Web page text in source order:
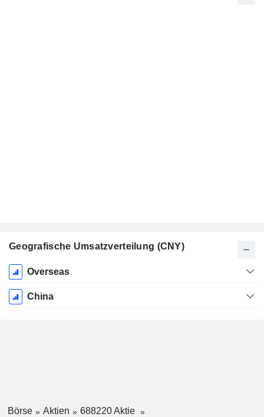
Geografische Umsatzverteilung (CNY)
Ende d.
Geschäftsjahres:
Dezember
Overseas
China
Börse Aktien
688220 Aktie